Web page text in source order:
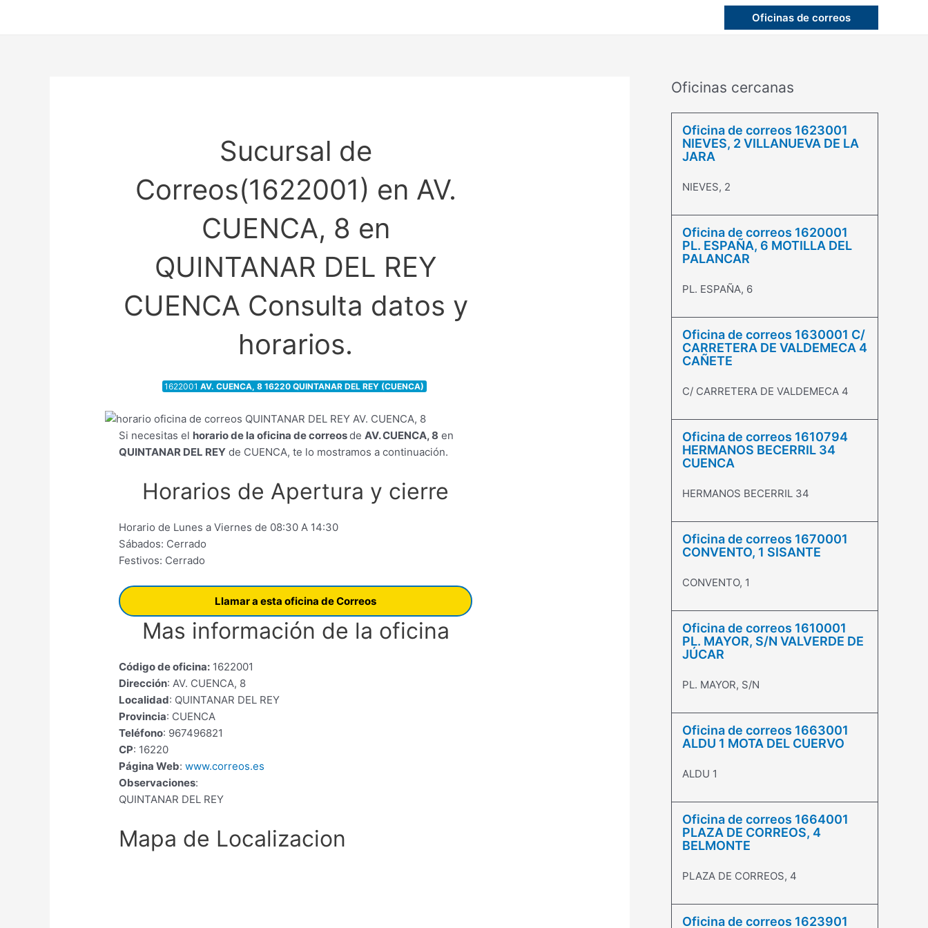
Oficinas de correos
Sucursal de
Correos(1622001) en AV.
CUENCA, 8 en
QUINTANAR DEL REY
CUENCA Consulta datos y
horarios.
1622001AV. CUENCA, 8 16220 QUINTANAR DEL REY (CUENCA)
Si necesitas el horario de la oficina de correosdeAV. CUENCA, 8 en
QUINTANAR DEL REY de CUENCA, te lo mostramos a continuación.
Horarios de Apertura y cierre
Horario de Lunes a Viernes de 08:30 A 14:30
Sábados: Cerrado
Festivos: Cerrado
Llamar a esta oficina de Correos
Mas información de la oficina
Código de oficina: 1622001
Dirección: AV. CUENCA, 8
Localidad: QUINTANAR DEL REY
Provincia: CUENCA
Teléfono: 967496821
CP: 16220
Página Web: www.correos.es
Observaciones:
QUINTANAR DEL REY
Mapa de Localizacion
Oficinas cercanas
Oficina de correos 1623001
NIEVES, 2 VILLANUEVA DE LA
JARA
NIEVES, 2
Oficina de correos 1620001
PL. ESPAÑA, 6 MOTILLA DEL
PALANCAR
PL. ESPAÑA, 6
Oficina de correos 1630001 C/
CARRETERA DE VALDEMECA 4
CAÑETE
C/ CARRETERA DE VALDEMECA 4
Oficina de correos 1610794
HERMANOS BECERRIL 34
CUENCA
HERMANOS BECERRIL 34
Oficina de correos 1670001
CONVENTO, 1 SISANTE
CONVENTO, 1
Oficina de correos 1610001
PL. MAYOR, S/N VALVERDE DE
JÚCAR
PL. MAYOR, S/N
Oficina de correos 1663001
ALDU 1 MOTA DEL CUERVO
ALDU 1
Oficina de correos 1664001
PLAZA DE CORREOS, 4
BELMONTE
PLAZA DE CORREOS, 4
Oficina de correos 1623901